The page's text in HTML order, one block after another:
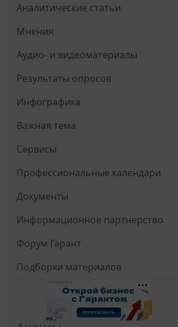
Аналитические статьи
Мнения
Аудио- и видеоматериалы
Результаты опросов
Инфографика
Важная тема
Сервисы
Профессиональные календари
Документы
Информационное партнерство
Форум Гарант
Подборки материалов